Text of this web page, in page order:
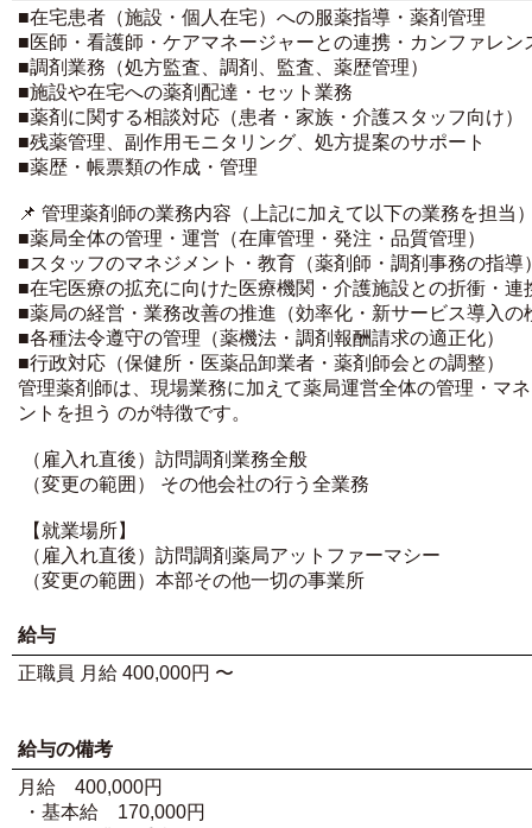
■在宅患者（施設・個人在宅）への服薬指導・薬剤管理
■医師・看護師・ケアマネージャーとの連携・カンファレン
■調剤業務（処方監査、調剤、監査、薬歴管理）
■施設や在宅への薬剤配達・セット業務
■薬剤に関する相談対応（患者・家族・介護スタッフ向け）
■残薬管理、副作用モニタリング、処方提案のサポート
■薬歴・帳票類の作成・管理
📌 管理薬剤師の業務内容（上記に加えて以下の業務を担当
■薬局全体の管理・運営（在庫管理・発注・品質管理）
■スタッフのマネジメント・教育（薬剤師・調剤事務の指導
■在宅医療の拡充に向けた医療機関・介護施設との折衝・連
■薬局の経営・業務改善の推進（効率化・新サービス導入の
■各種法令遵守の管理（薬機法・調剤報酬請求の適正化）
■行政対応（保健所・医薬品卸業者・薬剤師会との調整）
管理薬剤師は、現場業務に加えて薬局運営全体の管理・マ
ントを担う のが特徴です。
（雇入れ直後）訪問調剤業務全般
（変更の範囲） その他会社の行う全業務
【就業場所】
（雇入れ直後）訪問調剤薬局アットファーマシー
（変更の範囲）本部その他一切の事業所
給与
正職員 月給 400,000円 〜
給与の備考
月給 400,000円
・基本給 170,000円